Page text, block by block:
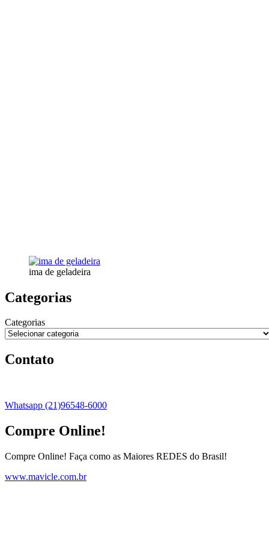
ima de geladeira
Categorias
Categorias
Contato
Whatsapp (21)96548-6000
Compre Online!
Compre Online! Faça como as Maiores REDES do Brasil!
www.mavicle.com.br